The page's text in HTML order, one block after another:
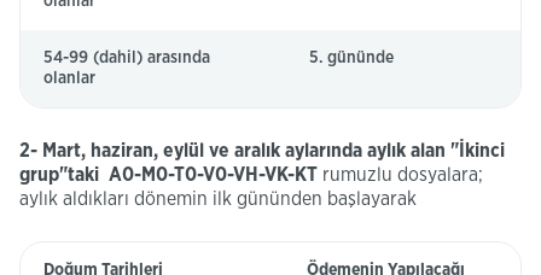
54-99 (dahil) arasında
olanlar
5. gününde
2- Mart, haziran, eylül ve aralık aylarında aylık alan "İkinci
grup"taki A0-M0-T0-V0-VH-VK-KT rumuzlu dosyalara;
aylık aldıkları dönemin ilk gününden başlayarak
Doğum Tarihleri
Ödemenin Yapılacağı